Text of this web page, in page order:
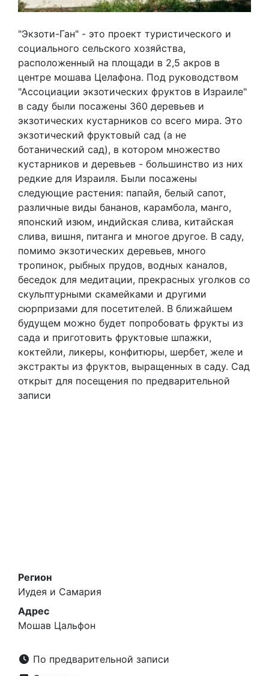
"Экзоти-Ган" - это проект туристического и
социального сельского хозяйства,
расположенный на площади в 2,5 акров в
центре мошава Целафона. Под руководством
"Ассоциации экзотических фруктов в Израиле"
в саду были посажены 360 деревьев и
экзотических кустарников со всего мира. Это
экзотический фруктовый сад (а не
ботанический сад), в котором множество
кустарников и деревьев - большинство из них
редкие для Израиля. Были посажены
следующие растения: папайя, белый сапот,
различные виды бананов, карамбола, манго,
японский изюм, индийская слива, китайская
слива, вишня, питанга и многое другое. В саду,
помимо экзотических деревьев, много
тропинок, рыбных прудов, водных каналов,
беседок для медитации, прекрасных уголков со
скульптурными скамейками и другими
сюрпризами для посетителей. В ближайшем
будущем можно будет попробовать фрукты из
сада и приготовить фруктовые шпажки,
коктейли, ликеры, конфитюры, шербет, желе и
экстракты из фруктов, выращенных в саду. Сад
открыт для посещения по предварительной
записи
Регион
Иудея и Самария
Адрес
Мошав Цальфон
По предварительной записи